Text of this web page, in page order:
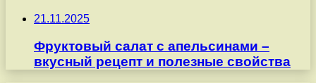
21.11.2025
Фруктовый салат с апельсинами –
вкусный рецепт и полезные свойства